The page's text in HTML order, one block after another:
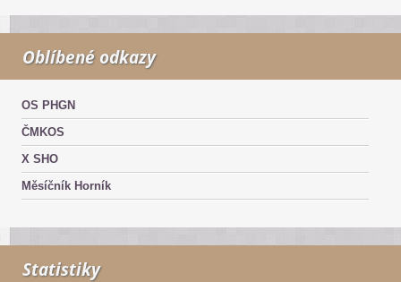
Oblíbené odkazy
OS PHGN
ČMKOS
X SHO
Měsíčník Horník
Statistiky